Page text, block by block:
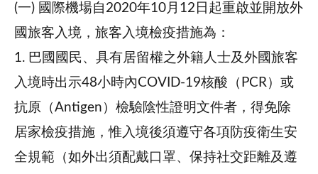
(一) 國際機場自2020年10月12日起重啟並開放外
國旅客入境，旅客入境檢疫措施為：
1. 巴國國民、具有居留權之外籍人士及外國旅客
入境時出示48小時內COVID-19核酸（PCR）或
抗原（Antigen）檢驗陰性證明文件者，得免除
居家檢疫措施，惟入境後須遵守各項防疫衛生安
全規範（如外出須配戴口罩、保持社交距離及遵